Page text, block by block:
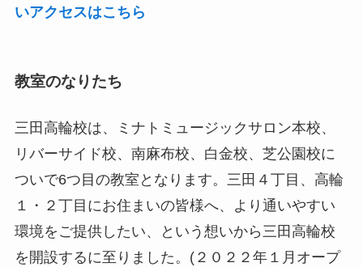
いアクセスはこちら
教室のなりたち
三田高輪校は、ミナトミュージックサロン本校、
リバーサイド校、南麻布校、白金校、芝公園校に
ついで6つ目の教室となります。三田４丁目、高輪
１・２丁目にお住まいの皆様へ、より通いやすい
環境をご提供したい、という想いから三田高輪校
を開設するに至りました。(２０２２年１月オープ